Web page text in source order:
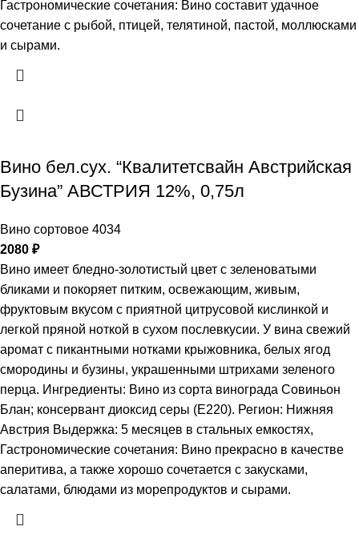
Гастрономические сочетания: Вино составит удачное
сочетание с рыбой, птицей, телятиной, пастой, моллюсками
и сырами.
Вино бел.сух. “Квалитетсвайн Австрийская
Бузина” АВСТРИЯ 12%, 0,75л
Вино сортовое 4034
2080 ₽
Вино имеет бледно-золотистый цвет с зеленоватыми
бликами и покоряет питким, освежающим, живым,
фруктовым вкусом с приятной цитрусовой кислинкой и
легкой пряной ноткой в сухом послевкусии. У вина свежий
аромат с пикантными нотками крыжовника, белых ягод
смородины и бузины, украшенными штрихами зеленого
перца. Ингредиенты: Вино из сорта винограда Совиньон
Блан; консервант диоксид серы (Е220). Регион: Нижняя
Австрия Выдержка: 5 месяцев в стальных емкостях,
Гастрономические сочетания: Вино прекрасно в качестве
аперитива, а также хорошо сочетается с закусками,
салатами, блюдами из морепродуктов и сырами.